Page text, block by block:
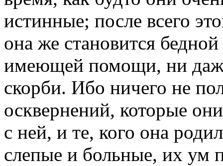
истинные; после всего
она же становится
имеющей помощи, ни
скорби. Ибо ничего не
осквернений, которые
с ней, и те, кого она
слепые и больные, их ум